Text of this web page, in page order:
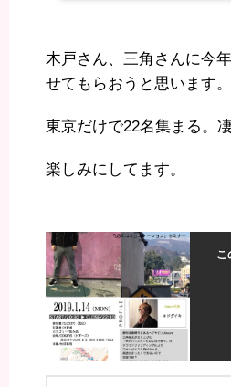
木戸さん、三角さんに今
せてもらおうと思います。
東京だけで22名集まる。凄
楽しみにしてます。
こ